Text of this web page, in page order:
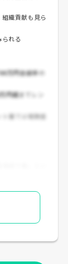
織貢献も見ら
れる
万円台前半の
円超までレン
層では報酬差